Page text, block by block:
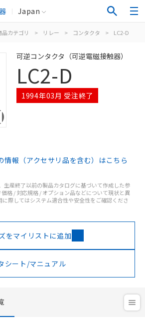
Japan
品カテゴリ > リレー > コンタクタ > LC2-D
可逆コンタクタ（可逆電磁接触器）
LC2-D
1994年03月 受注終了
情報（アクセサリ品を含む）はこちら
生産終了以前の製品カタログに基づいて作成した参
格 / 対応規格 / オプション品などについて現状と異
際してはシステム適合性や安全性をご確認くださ
をマイリストに追加
シート/マニュアル